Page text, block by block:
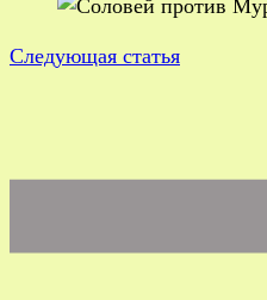
Следующая статья